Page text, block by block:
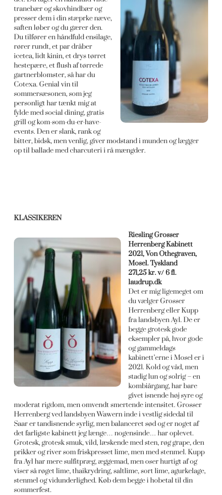
tranebær og skovhindbær og
presser dem i din stæprke næve,
saften løber og du gærer den.
Du tilfører en håndfuld ensilage,
rører rundt, et par dråber
icetea, lidt kinin, et drys tørret
hestepære, et flush af tørrede
gartnerblomster, så har du
Cotexa. Genial vin til
sommersæsonen, som jeg
personligt har tænkt mig at
fylde med social dining, gratis
grill og kom-som-du-er-have-
events. Den er slank, rank og
bitter, bidsk, men venlig, giver modstand i munden og lægger
op til ballade med charcuteri i rå mængder.
KLASSIKEREN
Riesling Grosser
Herrenberg Kabinett
2021, Von Othegraven,
Mosel. Tyskland
271,25 kr. v/6 fl.
laudrup.dk
Det er mig ligemeget om
du vælger Grosser
Herrenberg eller Kupp
fra landsbyen Ayl. De er
begge grotesk gode
eksempler på, hvor gode
og gammeldags
kabinett’erne i Mosel er i
2021. Kold og våd, men
stadig lun og solrig – en
kombiårgang, har bare
givet isnende høj syre og
moderat rigdom, men omvendt smertende intensitet. Grosser
Herrenberg ved landsbyen Wawern inde i vestlig sidedal til
Saar er tandisnende syrlig, men balanceret sød og er noget af
det farligste kabinett jeg længe… nogensinde… har oplevet.
Grotesk, grotesk smuk, vild, læskende med sten, røg grape, den
prikker og river som friskpresset lime, men med stenmel. Kupp
fra Ayl har mere sulfitpræg, æggemad, men oser hurtigt af og
viser så røget lime, thaikrydring, saltlime, sort lime, agurkelage,
stenmel og vidunderlighed. Køb dem begge i hobetal til din
sommerfest.